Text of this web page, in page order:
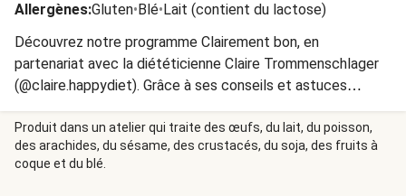
Allergènes:Gluten•Blé•Lait (contient du lactose)
Découvrez notre programme Clairement bon, en
partenariat avec la diététicienne Claire Trommenschlager
(@claire.happydiet). Grâce à ses conseils et astuces
adaptés aux besoins de toute la famille, apprenez à mieux
manger, simplement.
Produit dans un atelier qui traite des œufs, du lait, du poisson,
des arachides, du sésame, des crustacés, du soja, des fruits à
coque et du blé.